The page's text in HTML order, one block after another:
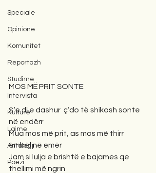
Speciale
Opinione
Komunitet
Reportazh
Studime
Intervista
Kulturë
Lajme
Antologji
Poezi
MOS MË PRIT SONTE
S’e di e dashur  ç’do të shikosh sonte
në endërr
Mua mos më prit, as mos më thirr
ëmbël në emër
Jam si lulja e brishtë e bajames qe
thellimi më ngrin